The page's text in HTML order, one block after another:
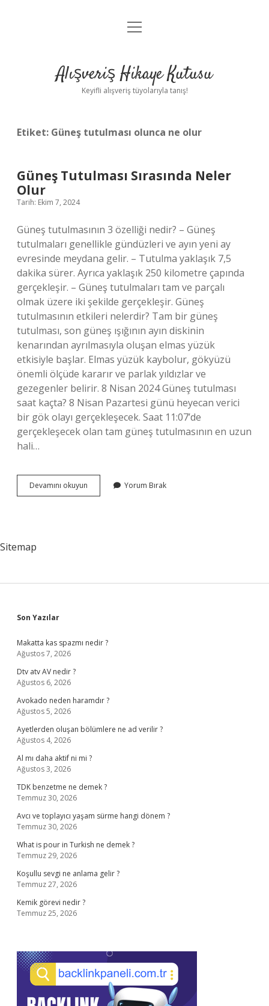
Anasayfa
Yasal Uyarı
menüyü
Alışveriş Hikaye Kutusu
Keyifli alışveriş tüyolarıyla tanış!
Etiket: Güneş tutulması olunca ne olur
Güneş Tutulması Sırasında Neler
Olur
Tarih: Ekim 7, 2024
Güneş tutulmasının 3 özelliği nedir? – Güneş
tutulmaları genellikle gündüzleri ve ayın yeni ay
evresinde meydana gelir. – Tutulma yaklaşık 7,5
dakika sürer. Ayrıca yaklaşık 250 kilometre çapında
gerçekleşir. – Güneş tutulmaları tam ve parçalı
olmak üzere iki şekilde gerçekleşir. Güneş
tutulmasının etkileri nelerdir? Tam bir güneş
tutulması, son güneş ışığının ayın diskinin
kenarından ayrılmasıyla oluşan elmas yüzük
etkisiyle başlar. Elmas yüzük kaybolur, gökyüzü
önemli ölçüde kararır ve parlak yıldızlar ve
gezegenler belirir. 8 Nisan 2024 Güneş tutulması
saat kaçta? 8 Nisan Pazartesi günü heyecan verici
bir gök olayı gerçekleşecek. Saat 11:07’de
gerçekleşecek olan tam güneş tutulmasının en uzun
hali…
Devamını okuyun
Tutulması
Yorum Bırak
Sitemap
Sidebar
Son Yazılar
Makatta kas spazmı nedir ?
Ağustos 7, 2026
Dtv atv AV nedir ?
Ağustos 6, 2026
Avokado neden haramdır ?
Ağustos 5, 2026
Ayetlerden oluşan bölümlere ne ad verilir ?
Ağustos 4, 2026
Al mı daha aktif ni mi ?
Ağustos 3, 2026
TDK benzetme ne demek ?
Temmuz 30, 2026
Avcı ve toplayıcı yaşam sürme hangi dönem ?
Temmuz 30, 2026
What is pour in Turkish ne demek ?
Temmuz 29, 2026
Koşullu sevgi ne anlama gelir ?
Temmuz 27, 2026
Kemik görevi nedir ?
Temmuz 25, 2026